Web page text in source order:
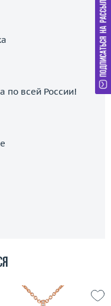
по всей России!